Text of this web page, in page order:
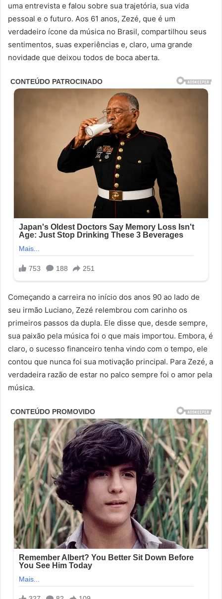
uma entrevista e falou sobre sua trajetória, sua vida
pessoal e o futuro. Aos 61 anos, Zezé, que é um
verdadeiro ícone da música no Brasil, compartilhou seus
sentimentos, suas experiências e, claro, uma grande
novidade que deixou todos de boca aberta.
Começando a carreira no início dos anos 90 ao lado de
seu irmão Luciano, Zezé relembrou com carinho os
primeiros passos da dupla. Ele disse que, desde sempre,
sua paixão pela música foi o que mais importou. Embora, é
claro, o sucesso financeiro tenha vindo com o tempo, ele
contou que nunca foi sua motivação principal. Para Zezé, a
verdadeira razão de estar no palco sempre foi o amor pela
música.